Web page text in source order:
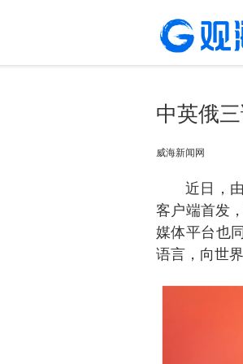
中英俄
威海新闻网
近日，
客户端首发
媒体平台也
语言，向世